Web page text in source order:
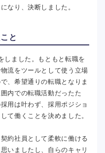
なり、決断しました。
と
しました。もともと転職を
流をツールとして使う立場
、希望通りの転職となりま
内での転職活動だったた
用は叶わず、採用ポジショ
て働くことを決めました。
約社員として柔軟に働ける
いましたし、自らのキャリ